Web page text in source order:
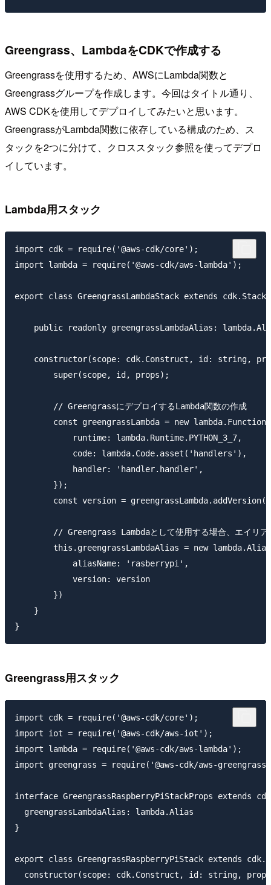
Greengrass、LambdaをCDKで作成する
Greengrassを使用するため、AWSにLambda関数と
Greengrassグループを作成します。今回はタイトル通り、
AWS CDKを使用してデプロイしてみたいと思います。
GreengrassがLambda関数に依存している構成のため、ス
タックを2つに分けて、クロススタック参照を使ってデプロ
イしています。
Lambda用スタック
import cdk = require('@aws-cdk/core');
import lambda = require('@aws-cdk/aws-lambda');
export class GreengrassLambdaStack extends
public readonly greengrassLambdaAlias:
constructor(scope: cdk.Construct, id: string,
        super(scope, id, props);
        // GreengrassにデプロイするLambda関数の作成
const greengrassLambda = new
            runtime: lambda.Runtime.PYTHON_3_7,
            code: lambda.Code.asset('handlers'),
            handler: 'handler.handler',
        });
const version =
// Greengrass Lambdaとして使用する場合、エイリア
this.greengrassLambdaAlias = new
            aliasName: 'rasberrypi',
            version: version
        })
    }
Greengrass用スタック
import cdk = require('@aws-cdk/core');
import iot = require('@aws-cdk/aws-iot');
import lambda = require('@aws-cdk/aws-lambda');
import greengrass = require('@aws-cdk/aws-
interface GreengrassRaspberryPiStackProps extends
  greengrassLambdaAlias: lambda.Alias
}
export class GreengrassRaspberryPiStack extends
constructor(scope: cdk.Construct, id: string,